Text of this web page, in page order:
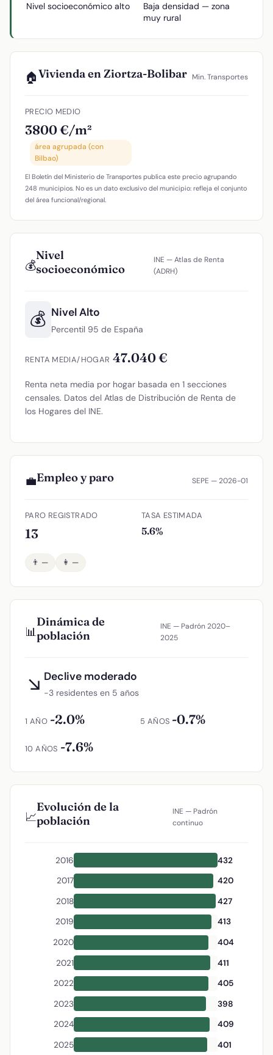
Nivel socioeconómico alto
Baja densidad — zona
muy rural
🏠Vivienda en Ziortza-Bolibar Min. Transportes
PRECIO MEDIO
3800 €/m²
área agrupada (con
Bilbao)
El Boletín del Ministerio de Transportes publica este precio agrupando
248 municipios. No es un dato exclusivo del municipio: refleja el conjunto
del área funcional/regional.
💰
Nivel
socioeconómico
INE — Atlas de Renta
(ADRH)
💰 Nivel Alto
Percentil 95 de España
RENTA MEDIA/HOGAR 47.040 €
Renta neta media por hogar basada en 1 secciones
censales. Datos del Atlas de Distribución de Renta de
los Hogares del INE.
💼Empleo y paro SEPE — 2026-01
PARO REGISTRADO
13
TASA ESTIMADA
5.6%
👨 — 👩 —
📊
Dinámica de
población
INE — Padrón 2020–
2025
↘ Declive moderado
−3 residentes en 5 años
1 AÑO -2.0% 5 AÑOS -0.7%
10 AÑOS -7.6%
📈
Evolución de la
población
INE — Padrón
continuo
2016
432
2017
420
2018
427
2019
413
2020
404
2021
411
2022
405
2023
398
2024
409
2025
401